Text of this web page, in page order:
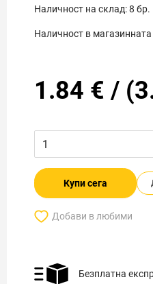
Наличност на склад:8 бр.
Наличност в магазинната
1.84 € / (
Купи сега
Добави в любими
Безплатна